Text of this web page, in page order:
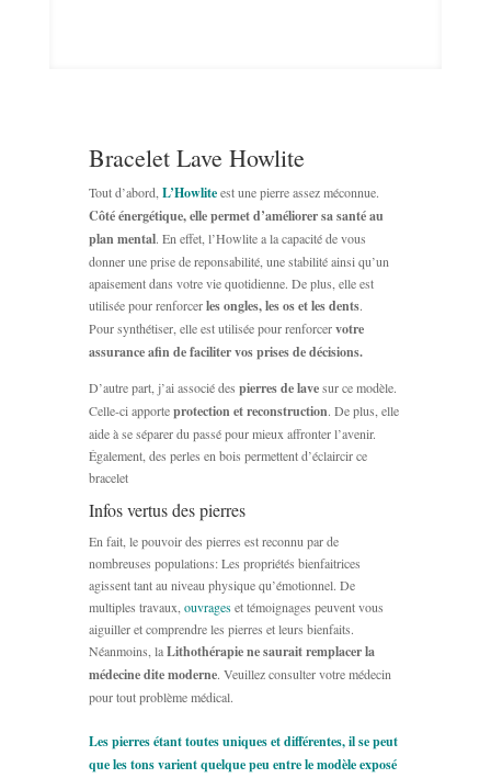
Bracelet Lave Howlite
Tout d’abord,L’Howliteest une pierre assez méconnue.
Côté énergétique, elle permet d’améliorer sa santé au
plan mental. En effet, l’Howlite a la capacité de vous
donner une prise de reponsabilité, une stabilité ainsi qu’un
apaisement dans votre vie quotidienne. De plus, elle est
utilisée pour renforcerles ongles, les os et les dents.
Pour synthétiser, elle est utilisée pour renforcervotre
assurance afin de faciliter vos prises de décisions.
D’autre part, j’ai associé des pierres de lavesur ce modèle.
Celle-ci apporteprotection et reconstruction. De plus, elle
aide à se séparer du passé pour mieux affronter l’avenir.
Également, des perles en bois permettent d’éclaircir ce
bracelet
Infos vertus des pierres
En fait, le pouvoir des pierres est reconnu par de
nombreuses populations: Les propriétés bienfaitrices
agissent tant au niveau physique qu’émotionnel. De
multiples travaux,ouvrageset témoignages peuvent vous
aiguiller et comprendre les pierres et leurs bienfaits.
Néanmoins, laLithothérapie ne saurait remplacer la
médecine dite moderne. Veuillez consulter votre médecin
pour tout problème médical.
Les pierres étant toutes uniques et différentes, il se peut
que les tons varient quelque peu entre le modèle exposé